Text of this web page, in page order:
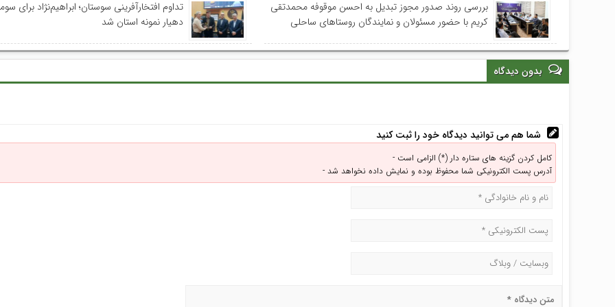
بررسی روند صدور مجوز تبدیل به احسن موقوفه محمدتقی
کریم با حضور مسئولان و نمایندگان روستاهای ساحلی
تداوم افتخارآفرینی سوستان؛ ابراهیم‌نژاد برای
دهیار نمونه استان شد
بدون دیدگاه
شما هم می توانید دیدگاه خود را ثبت کنید
کامل کردن گزینه های ستاره دار (*) الزامی است -
آدرس پست الکترونیکی شما محفوظ بوده و نمایش داده نخواهد شد -